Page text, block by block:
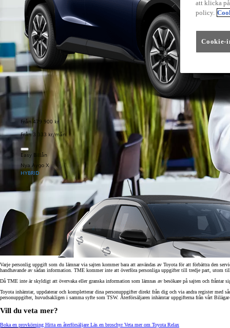
Från 479 900 kr
Från 3 333 kr/mån
Easy Billån
Nya Aygo X
HYBRID
Varje personlig uppgift som du lämnar via sajten kommer bara att användas av Toyota för att förbättra den
handhavande av sådan information. TME kommer inte att överföra personliga uppgifter till tredje part, utom
Då TME inte är skyldigt att övervaka eller granska information som lämnas av besökare på sajten och fråntar
Toyota inhämtar, uppdaterar och kompletterar dina personuppgifter direkt från dig och via andra register
personuppgifter, huvudsakligen i samma syfte som TSW. Återförsäljaren inhämtar uppgifterna från vårt
Vill du veta mer?
Boka en provkörning Hitta en återförsäljare Läs en broschyrVeta mer om Toyota Relax
att klicka
policy.
Cookie-